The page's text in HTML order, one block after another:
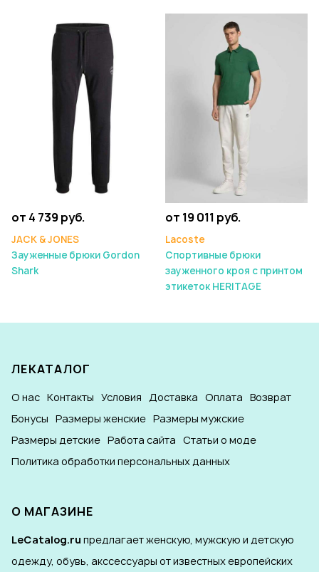
от 4 739 руб.
JACK & JONES
Зауженные брюки Gordon
Shark
от 19 011 руб.
Lacoste
Спортивные брюки
зауженного кроя с принтом
этикеток HERITAGE
ЛЕКАТАЛОГ
О нас Контакты Условия Доставка Оплата Возврат
Бонусы Размеры женские Размеры мужские
Размеры детские Работа сайта Статьи о моде
Политика обработки персональных данных
О МАГАЗИНЕ
LeCatalog.ru предлагает женскую, мужскую и детскую
одежду, обувь, акссессуары от известных европейских